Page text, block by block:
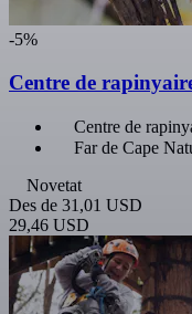
-5%
Centre de
Centre de
Far de Cape
Novetat
Des de 31,01 USD
29,46 USD